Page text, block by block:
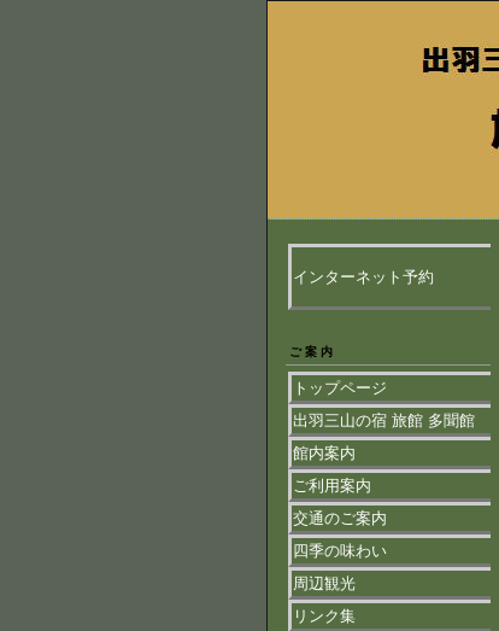
インターネット予約
ご案内
トップページ
出羽三山の宿 旅館 多聞館
館内案内
ご利用案内
交通のご案内
四季の味わい
周辺観光
リンク集